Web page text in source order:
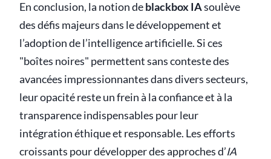
En conclusion, la notion deblackbox IAsoulève
des défis majeurs dans le développement et
l’adoption de l’intelligence artificielle. Si ces
"boîtes noires" permettent sans conteste des
avancées impressionnantes dans divers secteurs,
leur opacité reste un frein à la confiance et à la
transparence indispensables pour leur
intégration éthique et responsable. Les efforts
croissants pour développer des approches d’IA